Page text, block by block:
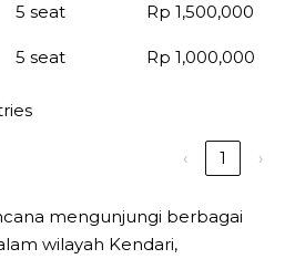
5 seat Rp 1,500,000
5 seat Rp 1,000,000
‹ 1 ›
mengunjungi berbagai
wilayah Kendari,